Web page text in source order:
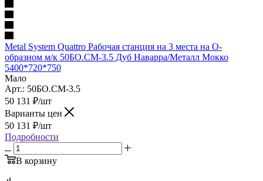
Metal System Quattro Рабочая станция на 3 места на О-
образном м/к 50БО.СМ-3.5 Дуб Наварра/Металл Мокко
5400*720*750
Мало
Арт.: 50БО.СМ-3.5
50 131 ₽/шт
Варианты цен
50 131 ₽/шт
Подробности
В корзину